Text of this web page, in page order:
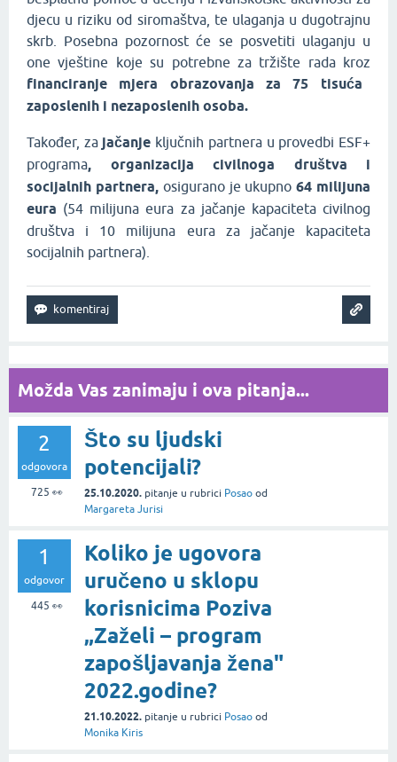
djecu u riziku od siromaštva, te ulaganja u dugotrajnu
skrb. Posebna pozornost će se posvetiti ulaganju u
one vještine koje su potrebne za tržište rada kroz
financiranje mjera obrazovanja za 75 tisuća
zaposlenih i nezaposlenih osoba.
Također, za jačanje ključnih partnera u provedbi ESF+
programa, organizacija civilnoga društva i
socijalnih partnera, osigurano je ukupno64 milijuna
eura (54 milijuna eura za jačanje kapaciteta civilnog
društva i 10 milijuna eura za jačanje kapaciteta
socijalnih partnera).
Možda Vas zanimaju i ova pitanja...
2
odgovora
725 👀
Što su ljudski
potencijali?
25.10.2020. pitanje u rubrici Posao od
Margareta Jurisi
1
odgovor
445 👀
Koliko je ugovora
uručeno u sklopu
korisnicima Poziva
„Zaželi – program
zapošljavanja žena"
2022.godine?
21.10.2022. pitanje u rubrici Posao od
Monika Kiris